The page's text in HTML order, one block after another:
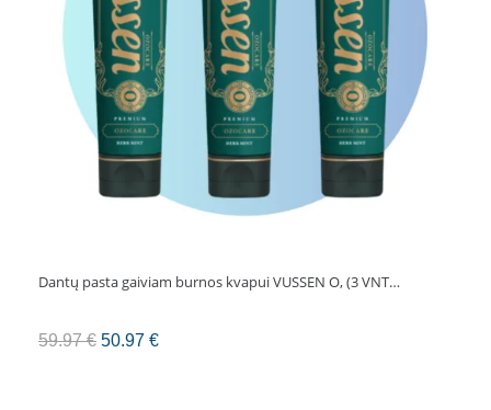
Dantų pasta gaiviam burnos kvapui VUSSEN O, (3 VNT…
59.97€ Original
50.97 €Current